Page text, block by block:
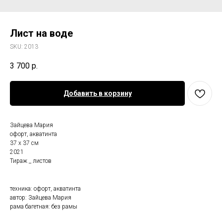
Лист на воде
SKU: 2013
3 700 р.
Добавить в корзину
Зайцева Мария
офорт, акватинта
37 х 37 см
2021
Тираж _ листов
техника: офорт, акватинта
автор: Зайцева Мария
рама багетная: без рамы